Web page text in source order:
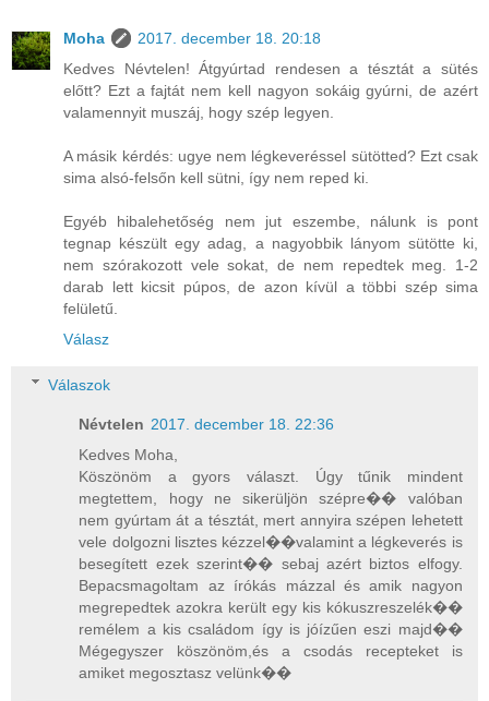
Moha
2017. december 18. 20:18
Kedves Névtelen! Átgyúrtad rendesen a tésztát a sütés
előtt? Ezt a fajtát nem kell nagyon sokáig gyúrni, de azért
valamennyit muszáj, hogy szép legyen.
A másik kérdés: ugye nem légkeveréssel sütötted? Ezt csak
sima alsó-felsőn kell sütni, így nem reped ki.
Egyéb hibalehetőség nem jut eszembe, nálunk is pont
tegnap készült egy adag, a nagyobbik lányom sütötte ki,
nem szórakozott vele sokat, de nem repedtek meg. 1-2
darab lett kicsit púpos, de azon kívül a többi szép sima
felületű.
Válasz
Válaszok
Névtelen 2017. december 18. 22:36
Kedves Moha,
Köszönöm a gyors választ. Úgy tűnik mindent
megtettem, hogy ne sikerüljön szépre�� valóban
nem gyúrtam át a tésztát, mert annyira szépen lehetett
vele dolgozni lisztes kézzel��valamint a légkeverés is
besegített ezek szerint�� sebaj azért biztos elfogy.
Bepacsmagoltam az írókás mázzal és amik nagyon
megrepedtek azokra került egy kis kókuszreszelék��
remélem a kis családom így is jóízűen eszi majd��
Mégegyszer köszönöm,és a csodás recepteket is
amiket megosztasz velünk��